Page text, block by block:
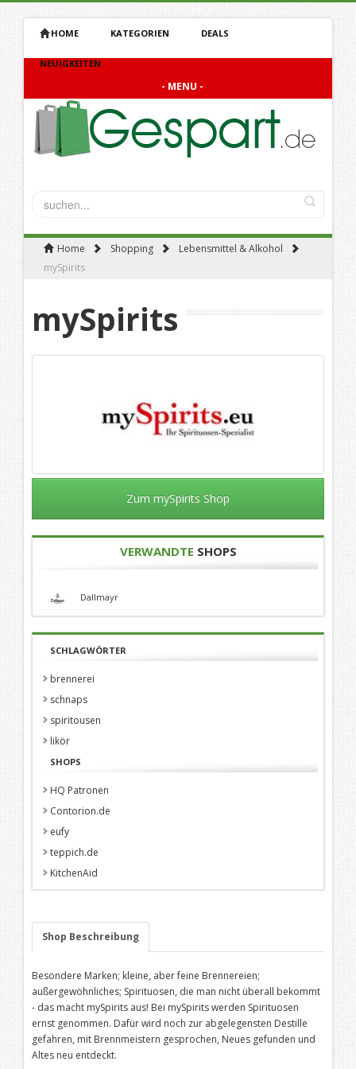
HOME KATEGORIEN DEALS
NEUIGKEITEN
- MENU -
Home Shopping
Lebensmittel & Alkohol
mySpirits
mySpirits
Zum mySpirits Shop
VERWANDTE SHOPS
Dallmayr
SCHLAGWÖRTER
brennerei
schnaps
spiritousen
likör
SHOPS
HQ Patronen
Contorion.de
eufy
teppich.de
KitchenAid
Shop Beschreibung
Besondere Marken; kleine, aber feine Brennereien;
außergewöhnliches; Spirituosen, die man nicht überall bekommt
- das macht mySpirits aus! Bei mySpirits werden Spirituosen
ernst genommen. Dafür wird noch zur abgelegensten Destille
gefahren, mit Brennmeistern gesprochen, Neues gefunden und
Altes neu entdeckt.